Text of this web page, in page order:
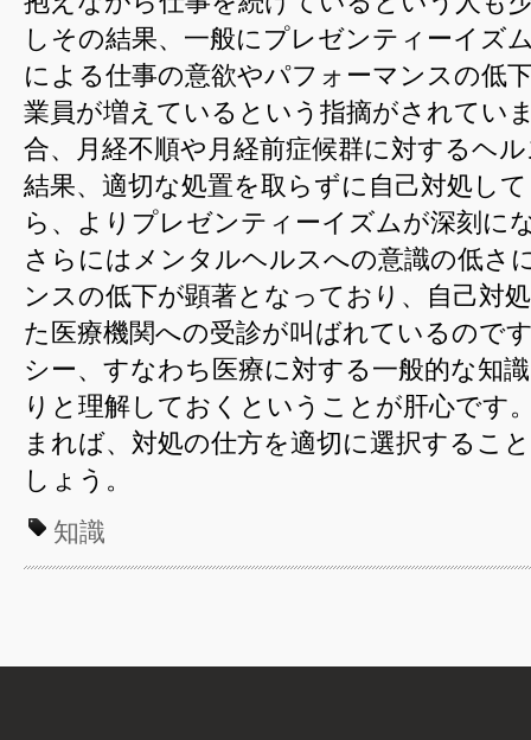
しその結果、一般にプレゼンティーイズ
による仕事の意欲やパフォーマンスの低
業員が増えているという指摘がされてい
合、月経不順や月経前症候群に対するヘ
結果、適切な処置を取らずに自己対処し
ら、よりプレゼンティーイズムが深刻に
さらにはメンタルヘルスへの意識の低さ
ンスの低下が顕著となっており、自己対
た医療機関への受診が叫ばれているので
シー、すなわち医療に対する一般的な知
りと理解しておくということが肝心です
まれば、対処の仕方を適切に選択するこ
しょう。
知識